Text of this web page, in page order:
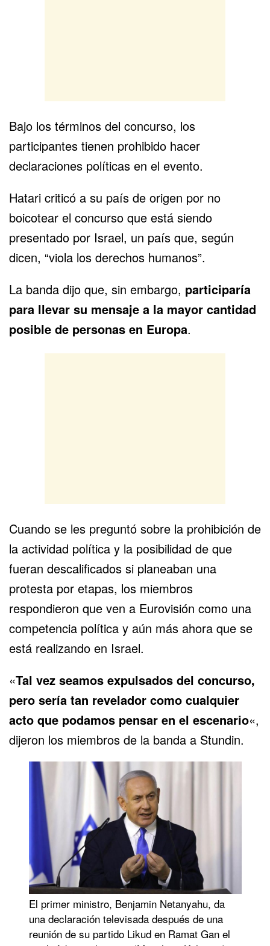
Bajo los términos del concurso, los
participantes tienen prohibido hacer
declaraciones políticas en el evento.
Hatari criticó a su país de origen por no
boicotear el concurso que está siendo
presentado por Israel, un país que, según
dicen, “viola los derechos humanos”.
La banda dijo que, sin embargo, participaría
para llevar su mensaje a la mayor cantidad
posible de personas en Europa.
Cuando se les preguntó sobre la prohibición de
la actividad política y la posibilidad de que
fueran descalificados si planeaban una
protesta por etapas, los miembros
respondieron que ven a Eurovisión como una
competencia política y aún más ahora que se
está realizando en Israel.
«Tal vez seamos expulsados ​​del concurso,
pero sería tan revelador como cualquier
acto que podamos pensar en el escenario«,
dijeron los miembros de la banda a Stundin.
El primer ministro, Benjamin Netanyahu, da
una declaración televisada después de una
reunión de su partido Likud en Ramat Gan el